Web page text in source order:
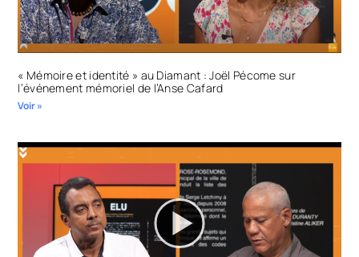
« Mémoire et identité » au Diamant : Joël Pécome sur
l’événement mémoriel de l’Anse Cafard
Voir »